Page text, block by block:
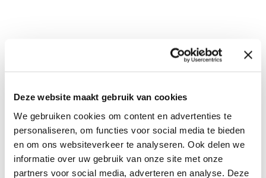
Deze website maakt gebruik van cookies
We gebruiken cookies om content en advertenties te
personaliseren, om functies voor social media te bieden
en om ons websiteverkeer te analyseren. Ook delen we
informatie over uw gebruik van onze site met onze
partners voor social media, adverteren en analyse. Deze
Wat is Merius Hypotheken?
Waarom Merius Hypotheken?
Nieuws van Merius Hypotheken
Werken bij Merius Hypotheken
Veelgestelde vragen